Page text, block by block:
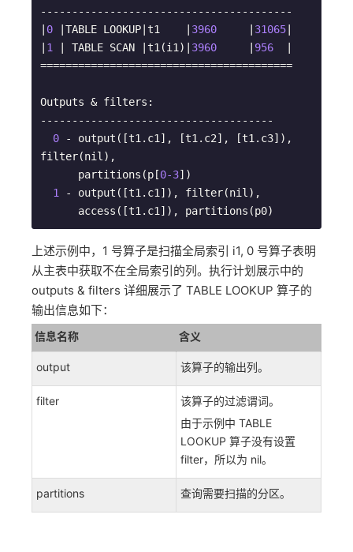
----------------------------------------
0 |TABLE LOOKUP|t1    | 3960 31065
1 | TABLE SCAN |t1(i1)| 3960 956
========================================
Outputs & filters:
-------------------------------------
0 - output([t1.c1], [t1.c2], [t1.c3]),
filter(nil),
      partitions(p[
0-3])
1
- output([t1.c1]), filter(nil),
      access([t1.c1]), partitions(p0)
上述示例中，1 号算子是扫描全局索引 i1, 0 号算子表明
从主表中获取不在全局索引的列。执行计划展示中的
outputs & filters 详细展示了 TABLE LOOKUP 算子的
输出信息如下：
信息名称 含义
output 该算子的输出列。
filter
该算子的过滤谓词。
由于示例中 TABLE
LOOKUP 算子没有设置
filter，所以为 nil。
partitions 查询需要扫描的分区。